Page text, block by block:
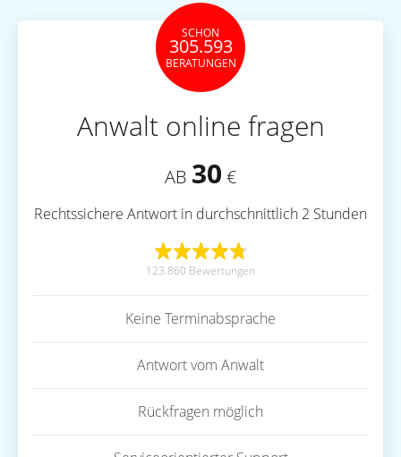
SCHON
305.593
BERATUNGEN
Anwalt online fragen
AB 30 €
Rechtssichere Antwort in durchschnittlich 2 Stunden
123.860 Bewertungen
Keine Terminabsprache
Antwort vom Anwalt
Rückfragen möglich